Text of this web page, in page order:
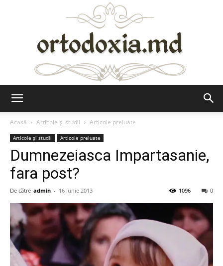
Acasă
Articole şi studii Articole preluate
Articole şi studii Articole preluate
Dumnezeiasca Impartasanie,
fara post?
De către admin - 16 iunie 2013 0
1096